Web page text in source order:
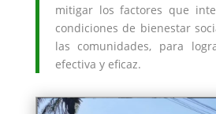
mitigar los factores que
condiciones de bienestar
las comunidades, para
efectiva y eficaz.